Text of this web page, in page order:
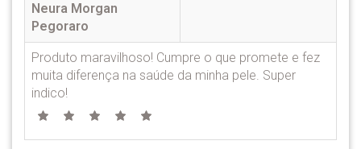
Neura Morgan
Pegoraro
Produto maravilhoso! Cumpre o que promete e fez
muita diferença na saúde da minha pele. Super
indico!